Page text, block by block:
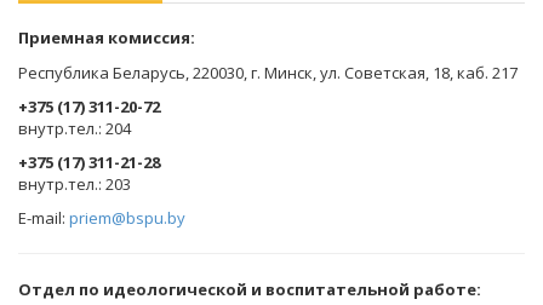
Приемная комиссия:
Республика Беларусь, 220030, г. Минск, ул. Советская, 18, каб. 217
+375 (17) 311-20-72
​внутр.тел.: 204
+375 (17) 311-21-28
​внутр.тел.: 203
E-mail: priem@bspu.by
Отдел по идеологической и воспитательной работе: